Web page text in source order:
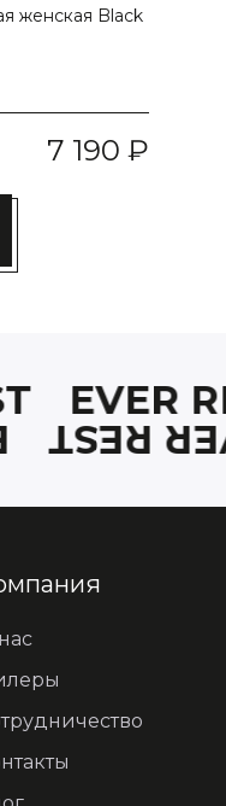
женская Black
7 190
EVER
EVER